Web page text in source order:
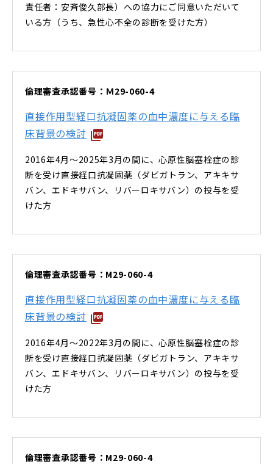
責任者：安斉俊久部長）への協力にご同意いただいて
いる方（うち、急性心不全の診断を受けた方）
倫理審査承認番号：Ｍ29-060-4
直接作用型経口抗凝固薬の血中濃度に与える臨
床背景の検討
2016年4月～2025年3月の間に、心原性脳塞栓症の診
断を受け直接経口抗凝固薬（ダビガトラン、アキキサ
バン、エドキサバン、リバーロキサバン）の投与を受
けた方
倫理審査承認番号：M29-060-4
直接作用型経口抗凝固薬の血中濃度に与える臨
床背景の検討
2016年4月～2022年3月の間に、心原性脳塞栓症の診
断を受け直接経口抗凝固薬（ダビガトラン、アキキサ
バン、エドキサバン、リバーロキサバン）の投与を受
けた方
倫理審査承認番号：M29-060-4